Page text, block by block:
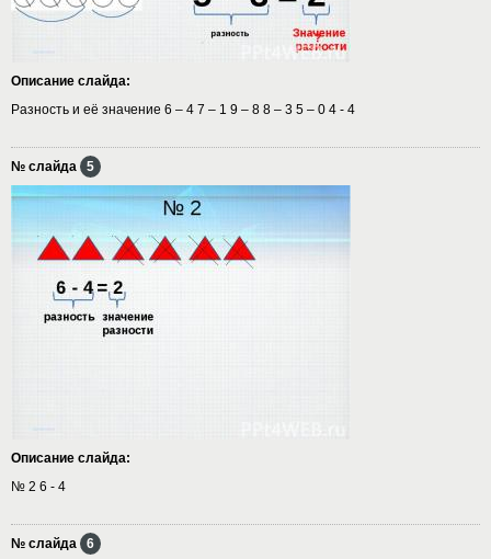
Описание слайда:
Разность и её значение 6 – 4 7 – 1 9 – 8 8 – 3 5 – 0 4 - 4
№ слайда 5
Описание слайда:
№ 2 6 - 4
№ слайда 6